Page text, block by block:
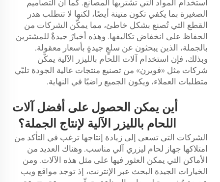
استخدام المواد التي تشتريها المصانع. كما أن التصاميم
الصغيرة بما يكفي تكون متينة أيضًا، لكنها لا تتطلب هدر
القطع التي تُصنع بشكل خاطئ، مما يمكّن الشركات من
الحفاظ على انخفاض تكاليفها. وهذه أخبارٌ جيدةٌ للمشترين
بالجملة، الذين يبحثون عن سلعٍ جيدةٍ بأسعار معقولة.
وبذلك، فإن استخدام آلات اللحام بالليزر الآلية يمكّن
شركات مثل «فويرن» من تصنيع منتجات عالية الجودة تلبّي
متطلبات العملاء، ويكون الجميع راضيًا في النهاية.
أين يمكن الحصول على أفضل آلات
اللحام بالليزر الآلية لإنتاج الجملة؟
الشركات التي تسعى إلى زيادة إنتاجها ترغب في التأكد من
امتلاكها جهاز لحام ليزري آلي مناسب. وهناك العديد من
الأماكن التي يمكن العثور فيها على مثل هذه الآلات. ومن
الخيارات الجيدة البحث عبر الإنترنت، إذ توجد مواقع ويب